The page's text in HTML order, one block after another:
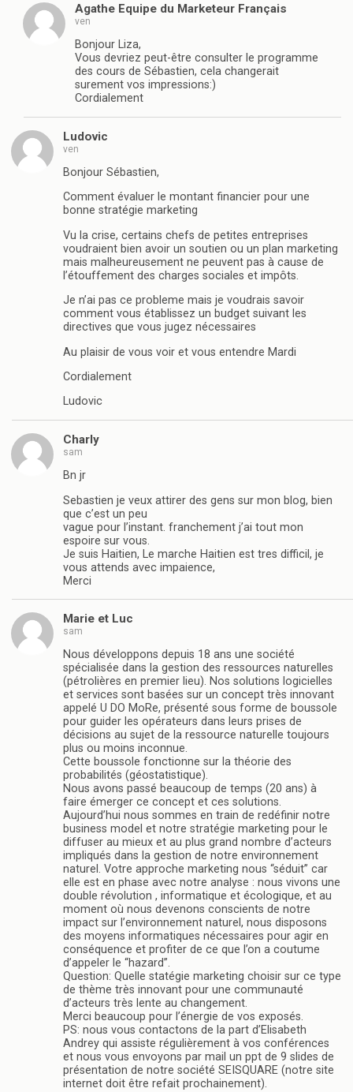
Agathe Equipe du Marketeur Français
ven
Bonjour Liza,
Vous devriez peut-être consulter le programme
des cours de Sébastien, cela changerait
surement vos impressions:)
Cordialement
Ludovic
ven
Bonjour Sébastien,
Comment évaluer le montant financier pour une
bonne stratégie marketing
Vu la crise, certains chefs de petites entreprises
voudraient bien avoir un soutien ou un plan marketing
mais malheureusement ne peuvent pas à cause de
l’étouffement des charges sociales et impôts.
Je n’ai pas ce probleme mais je voudrais savoir
comment vous établissez un budget suivant les
directives que vous jugez nécessaires
Au plaisir de vous voir et vous entendre Mardi
Cordialement
Ludovic
Charly
sam
Bn jr
Sebastien je veux attirer des gens sur mon blog, bien
que c’est un peu
vague pour l’instant. franchement j’ai tout mon
espoire sur vous.
Je suis Haitien, Le marche Haitien est tres difficil, je
vous attends avec impaience,
Merci
Marie et Luc
sam
Nous développons depuis 18 ans une société
spécialisée dans la gestion des ressources naturelles
(pétrolières en premier lieu). Nos solutions logicielles
et services sont basées sur un concept très innovant
appelé U DO MoRe, présenté sous forme de boussole
pour guider les opérateurs dans leurs prises de
décisions au sujet de la ressource naturelle toujours
plus ou moins inconnue.
Cette boussole fonctionne sur la théorie des
probabilités (géostatistique).
Nous avons passé beaucoup de temps (20 ans) à
faire émerger ce concept et ces solutions.
Aujourd’hui nous sommes en train de redéfinir notre
business model et notre stratégie marketing pour le
diffuser au mieux et au plus grand nombre d’acteurs
impliqués dans la gestion de notre environnement
naturel. Votre approche marketing nous “séduit” car
elle est en phase avec notre analyse : nous vivons une
double révolution , informatique et écologique, et au
moment où nous devenons conscients de notre
impact sur l’environnement naturel, nous disposons
des moyens informatiques nécessaires pour agir en
conséquence et profiter de ce que l’on a coutume
d’appeler le “hazard”.
Question: Quelle statégie marketing choisir sur ce type
de thème très innovant pour une communauté
d’acteurs très lente au changement.
Merci beaucoup pour l’énergie de vos exposés.
PS: nous vous contactons de la part d’Elisabeth
Andrey qui assiste régulièrement à vos conférences
et nous vous envoyons par mail un ppt de 9 slides de
présentation de notre société SEISQUARE (notre site
internet doit être refait prochainement).